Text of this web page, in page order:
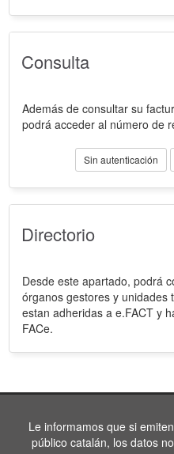
Consulta
Además de consultar su
podrá acceder al número de
Sin autenticación
Directorio
Desde este apartado, podrá
órganos gestores y unidades
estan adheridas a e.FACT y
FACe.
Le informamos que si
público catalán, los datos